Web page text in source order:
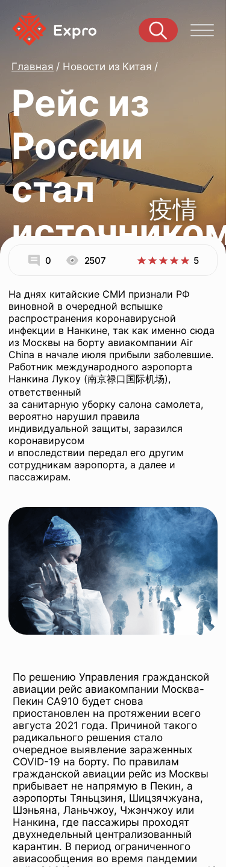
疫情
Главная Новости из Китая
Рейс из
России
стал
источником
вспышки
COVID-19
в Нанкине
0 2507 5
На днях китайские СМИ признали РФ
виновной в очередной вспышке
распространения коронавирусной
инфекции в Нанкине, так как именно сюда
из Москвы на борту авиакомпании Air
China в начале июля прибыли заболевшие.
Работник международного аэропорта
Нанкина Лукоу (南京禄口国际机场),
ответственный
за санитарную уборку салона самолета,
вероятно нарушил правила
индивидуальной защиты, заразился
коронавирусом
и впоследствии передал его другим
сотрудникам аэропорта, а далее и
пассажирам.
По решению Управления гражданской
авиации рейс авиакомпании Москва-
Пекин CA910 будет снова
приостановлен на протяжении всего
августа 2021 года. Причиной такого
радикального решения стало
очередное выявление зараженных
COVID-19 на борту. По правилам
гражданской авиации рейс из Москвы
прибывает не напрямую в Пекин, а
аэропорты Тяньцзиня, Шицзячжуана,
Шэньяна, Ланьчжоу, Чжэнчжоу или
Нанкина, где пассажиры проходят
двухнедельный централизованный
карантин. В период ограниченного
авиасообщения во время пандемии